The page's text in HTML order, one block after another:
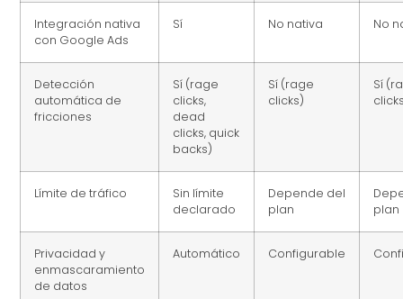
Integración nativa
con Google Ads
Sí No nativa No
Detección
automática de
fricciones
Sí (rage
clicks,
dead
clicks, quick
backs)
Sí (rage
clicks)
Sí
Límite de tráfico
Sin límite
declarado
Depende del
plan
plan
Privacidad y
enmascaramiento
de datos
Automático Configurable